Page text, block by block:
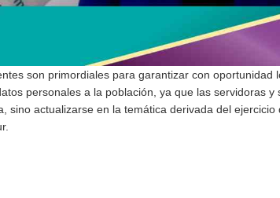
son primordiales para garantizar con oportunidad
personales a la población, ya que las servidoras y
sino actualizarse en la temática derivada del ejercicio